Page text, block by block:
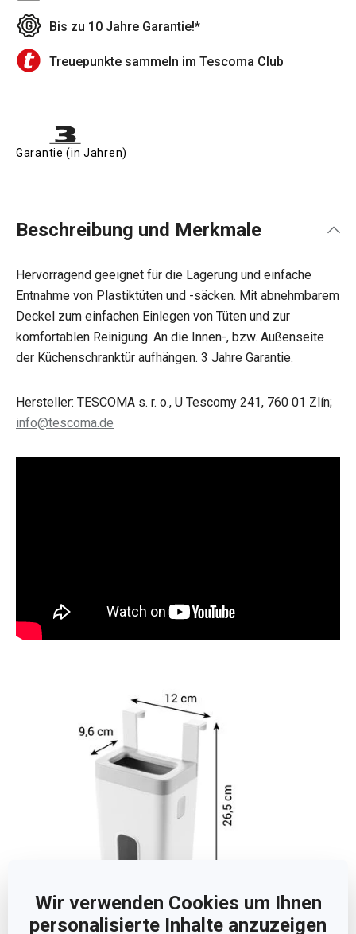
Wir verwenden Cookies um Ihnen
personalisierte Inhalte anzuzeigen
Bis zu 10 Jahre Garantie!*
Treuepunkte sammeln im Tescoma Club
Garantie (in Jahren)
Beschreibung und Merkmale
Hervorragend geeignet für die Lagerung und einfache
Entnahme von Plastiktüten und -säcken. Mit abnehmbarem
Deckel zum einfachen Einlegen von Tüten und zur
komfortablen Reinigung. An die Innen-, bzw. Außenseite
der Küchenschranktür aufhängen. 3 Jahre Garantie.
Hersteller: TESCOMA s. r. o., U Tescomy 241, 760 01 Zlín;
info@tescoma.de